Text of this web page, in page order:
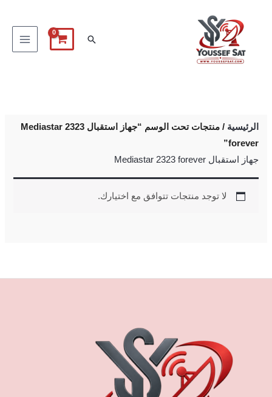
البحث
الرئيسية
/ منتجات تحت الوسم “جهاز استقبال Mediastar 2323
forever”
جهاز استقبال Mediastar 2323 forever
لا توجد منتجات تتوافق مع اختيارك.